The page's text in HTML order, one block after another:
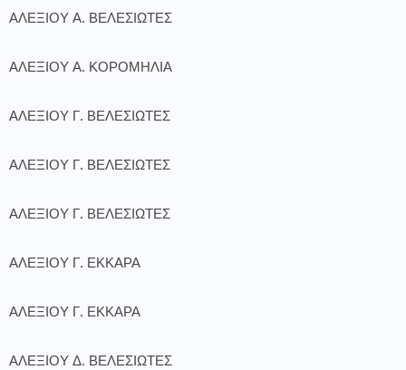
ΑΛΕΞΙΟΥ Α. ΒΕΛΕΣΙΩΤΕΣ
ΑΛΕΞΙΟΥ Α. ΚΟΡΟΜΗΛΙΑ
ΑΛΕΞΙΟΥ Γ. ΒΕΛΕΣΙΩΤΕΣ
ΑΛΕΞΙΟΥ Γ. ΒΕΛΕΣΙΩΤΕΣ
ΑΛΕΞΙΟΥ Γ. ΒΕΛΕΣΙΩΤΕΣ
ΑΛΕΞΙΟΥ Γ. ΕΚΚΑΡΑ
ΑΛΕΞΙΟΥ Γ. ΕΚΚΑΡΑ
ΑΛΕΞΙΟΥ Δ. ΒΕΛΕΣΙΩΤΕΣ